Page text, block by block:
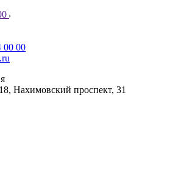
00 00
Нахимовский проспект, 31